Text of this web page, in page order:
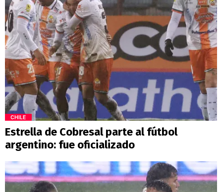
CHILE
Estrella de Cobresal parte al fútbol
argentino: fue oficializado